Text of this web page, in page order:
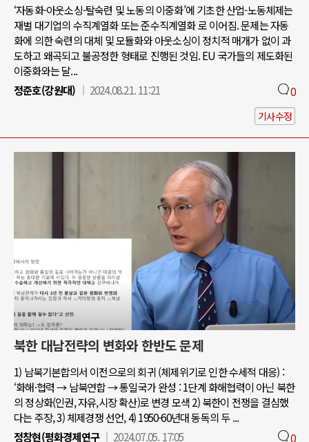
‘자동화-아웃소싱-탈숙련 및 노동의 이중화’에 기초한 산업-노동체제는
재벌 대기업의 수직계열화 또는 준수직계열화 로 이어짐. 문제는 자동
화에 의한 숙련의 대체 및 모듈화와 아웃소싱이 정치적 매개가 없이 과
도하고 왜곡되고 불공정한 형태로 진행된 것임. EU 국가들의 제도화된
이중화와는 달...
정준호(강원대)
2024.08.21. 11:21 0
기사수정
북한 대남전략의 변화와 한반도 문제
1) 남북기본합의서 이전으로의 회귀 (체제위기로 인한 수세적 대응) :
‘화해·협력 → 남북연합 → 통일국가 완성 : 1단계 화해협력이 아닌 북한
의 정상화(인권, 자유,시장 확산)로 변경 모색 2) 북한이 전쟁을 결심했
다는 주장, 3) 체제경쟁 선언, 4) 1950-60년대 동독의 두 ...
정창현(평화경제연구
2024.07.05. 17:05 0